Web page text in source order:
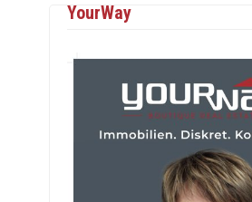
YourWay